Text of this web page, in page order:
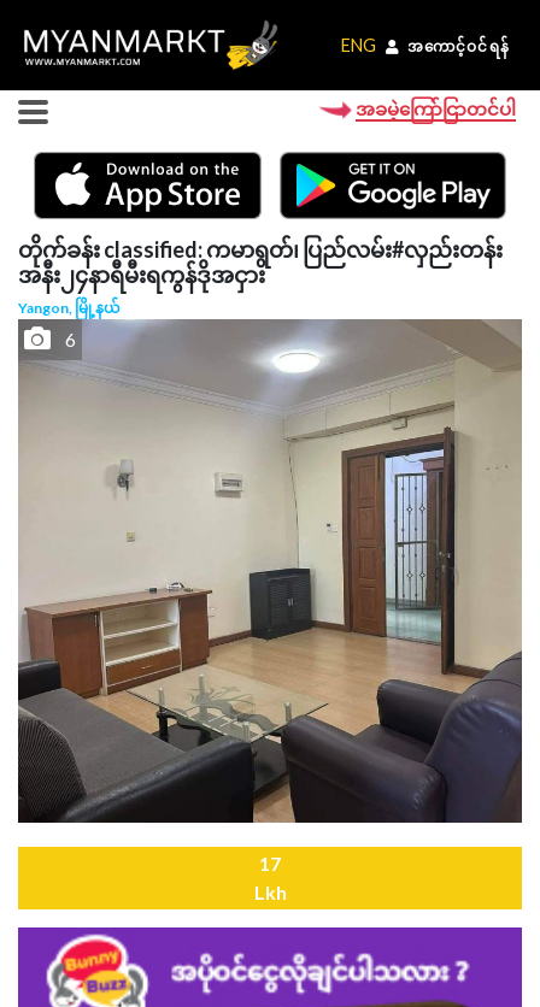
ENG အကောင့်ဝင်ရန်
ENG အကောင့်ဝင်ရန်
အခမဲ့ကြော်ငြာတင်ပါ
တိုက်ခန်း classified: ကမာရွတ်၊ ပြည်လမ်း#လှည်းတန်း
အနီး၂၄နာရီမီးရကွန်ဒိုအငှား
Yangon, မြို့နယ်
6
17
Lkh